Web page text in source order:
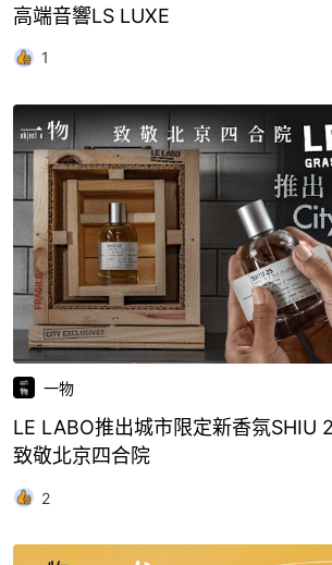
高端音響LS LUXE
1
一物
LE LABO推出城市限定新香氛SHIU
致敬北京四合院
2